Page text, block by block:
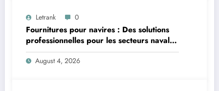
Letrank 0
Fournitures pour navires : Des solutions
professionnelles pour les secteurs naval et
offshore
August 4, 2026